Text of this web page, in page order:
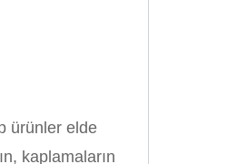
ürünler elde
kaplamaların